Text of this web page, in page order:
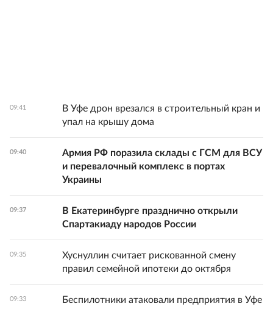
09:41
В Уфе дрон врезался в строительный кран и
упал на крышу дома
09:40
Армия РФ поразила склады с ГСМ для ВСУ
и перевалочный комплекс в портах
Украины
09:37
В Екатеринбурге празднично открыли
Спартакиаду народов России
09:35
Хуснуллин считает рискованной смену
правил семейной ипотеки до октября
09:33 Беспилотники атаковали предприятия в Уфе